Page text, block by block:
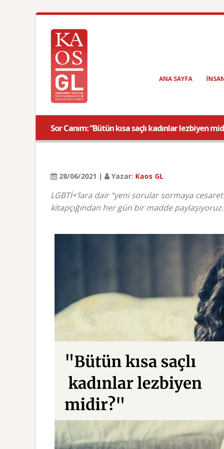
ANA SAYFA
Sor Canım: “Bütün kısa saçlı kadınlar lezbiyen
28/06/2021 | Yazar: Kaos GL
LGBTİ+’lara dair “yeni sorular sormaya
kitapçığından her gün bir madde paylaşıyoruz.